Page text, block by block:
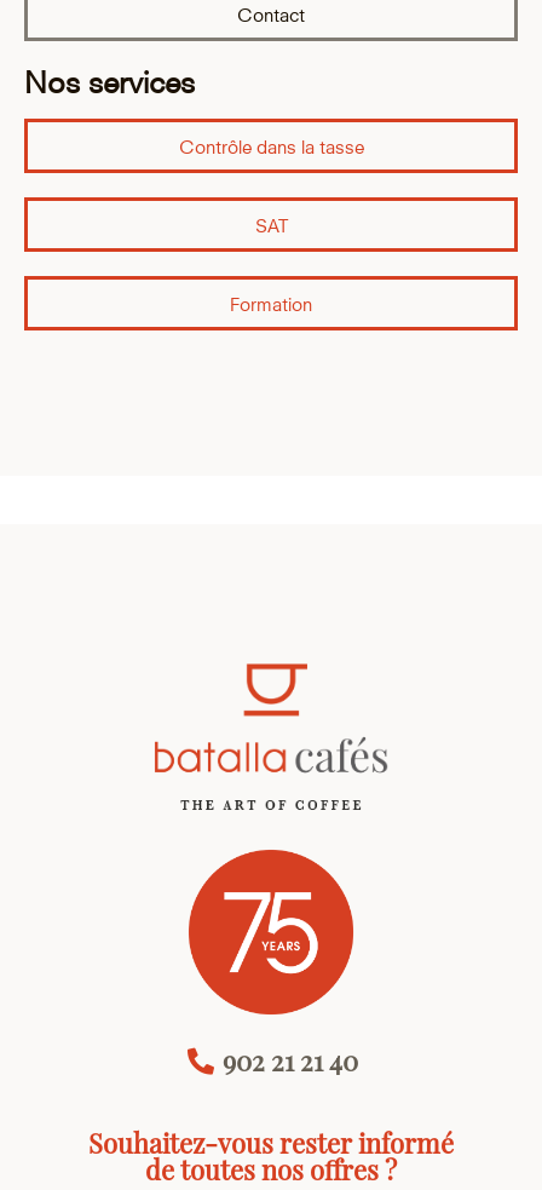
Nos services
Contact
Contrôle dans la tasse
SAT
Formation
902 21 21 40
Souhaitez-vous rester informé
de toutes nos offres ?